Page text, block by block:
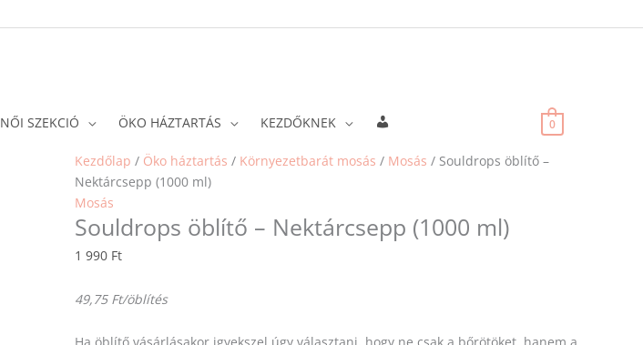
NŐI SZEKCIÓ ÖKO HÁZTARTÁS KEZDŐKNEK 0
Kezdőlap / Öko háztartás / Környezetbarát mosás / Mosás / Souldrops öblítő –
Nektárcsepp (1000 ml)
Mosás
Souldrops öblítő – Nektárcsepp (1000 ml)
1 990 Ft
49,75 Ft/öblítés